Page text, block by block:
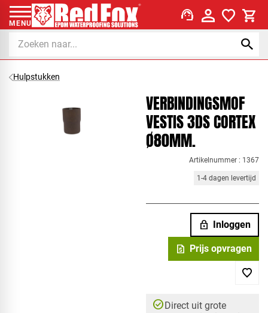
MENU support_agent
Hulpstukken
VERBINDINGSMOF
VESTIS 3DS CORTEX
Ø80MM.
Artikelnummer : 1367
1-4 dagen levertijd
lock Inloggen
request_quote Prijs opvragen
check_circleDirect uit grote